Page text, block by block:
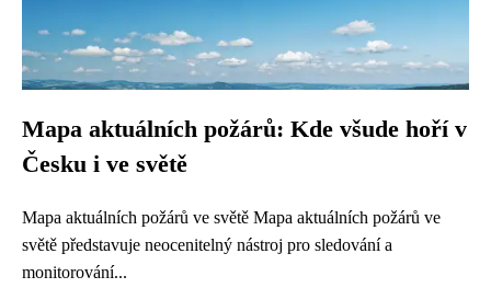
Mapa aktuálních požárů: Kde všude hoří v
Česku i ve světě
Mapa aktuálních požárů ve světě Mapa aktuálních požárů ve
světě představuje neocenitelný nástroj pro sledování a
monitorování...